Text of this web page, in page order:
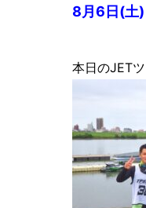
8月6日(土
本日のJET